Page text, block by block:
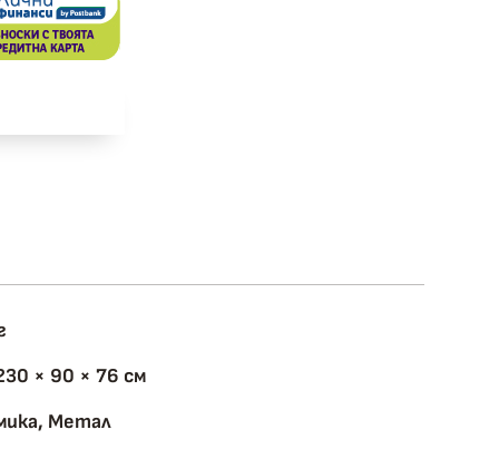
× 90 × 76 см
Метал